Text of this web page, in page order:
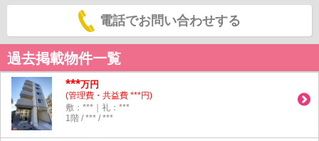
電話でお問い合わせする
過去掲載物件一覧
***万円
(管理費・共益費 ***円)
敷：***｜礼：***
1階 / *** / ***